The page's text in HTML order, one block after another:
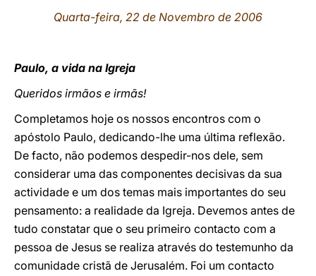
Quarta-feira, 22 de Novembro de 2006
Paulo, a vida na Igreja
Queridos irmãos e irmãs!
Completamos hoje os nossos encontros com o
apóstolo Paulo, dedicando-lhe uma última reflexão.
De facto, não podemos despedir-nos dele, sem
considerar uma das componentes decisivas da sua
actividade e um dos temas mais importantes do seu
pensamento: a realidade da Igreja. Devemos antes de
tudo constatar que o seu primeiro contacto com a
pessoa de Jesus se realiza através do testemunho da
comunidade cristã de Jerusalém. Foi um contacto